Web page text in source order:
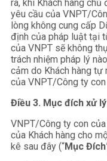
ra, khi Khách hàng
yêu cầu của VNPT/
lòng không cung cấp
định của pháp luật tại
của VNPT sẽ không
trách nhiệm pháp lý
cảm do Khách hàng tự
của VNPT/Công ty con
Điều 3. Mục đích xử
VNPT/Công ty con
của Khách hàng cho
kê sau đây (“Mục Đích